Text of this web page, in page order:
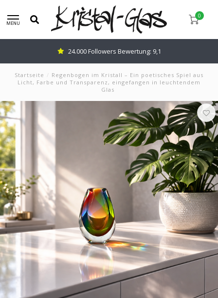
MENU
0
24.000 Followers Bewertung: 9,1
Startseite / Regenbogen im Kristall – Ein poetisches Spiel aus
Licht, Farbe und Transparenz, eingefangen in leuchtendem
Glas